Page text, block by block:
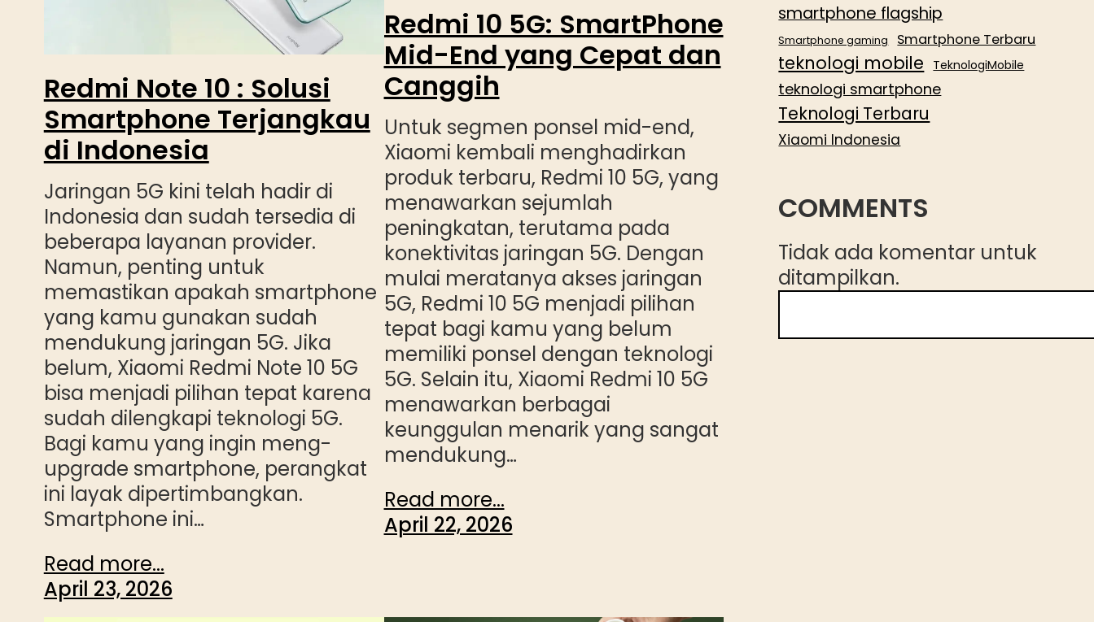
Redmi Note 10 : Solusi
Smartphone Terjangkau
di Indonesia
Jaringan 5G kini telah hadir di
Indonesia dan sudah tersedia di
beberapa layanan provider.
Namun, penting untuk
memastikan apakah smartphone
yang kamu gunakan sudah
mendukung jaringan 5G. Jika
belum, Xiaomi Redmi Note 10 5G
bisa menjadi pilihan tepat karena
sudah dilengkapi teknologi 5G.
Bagi kamu yang ingin meng-
upgrade smartphone, perangkat
ini layak dipertimbangkan.
Smartphone ini…
Read more...
April 23, 2026
Redmi 10 5G: SmartPhone
Mid-End yang Cepat dan
Canggih
Untuk segmen ponsel mid-end,
Xiaomi kembali menghadirkan
produk terbaru, Redmi 10 5G, yang
menawarkan sejumlah
peningkatan, terutama pada
konektivitas jaringan 5G. Dengan
mulai meratanya akses jaringan
5G, Redmi 10 5G menjadi pilihan
tepat bagi kamu yang belum
memiliki ponsel dengan teknologi
5G. Selain itu, Xiaomi Redmi 10 5G
menawarkan berbagai
keunggulan menarik yang sangat
mendukung…
Read more...
April 22, 2026
smartphone flagship
Smartphone gaming Smartphone Terbaru
teknologi mobile TeknologiMobile
teknologi smartphone
Teknologi Terbaru
Xiaomi Indonesia
COMMENTS
Tidak ada komentar untuk
ditampilkan.